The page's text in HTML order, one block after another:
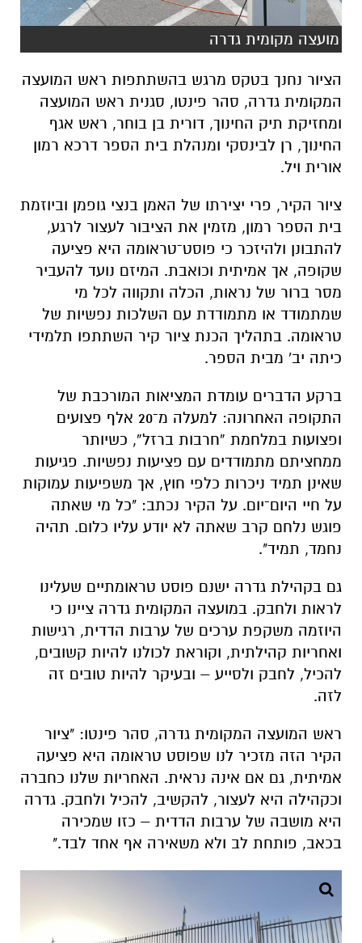
מועצה מקומית גדרה
הציור נחנך בטקס מרגש בהשתתפות ראש המועצה
המקומית גדרה, סהר פינטו, סגנית ראש המועצה
ומחזיקת תיק החינוך, דורית בן בוחר, ראש אגף
החינוך, רן לבינסקי ומנהלת בית הספר דרכא רמון
אורית ויל.
ציור הקיר, פרי יצירתו של האמן בנצי גופמן וביוזמת
בית הספר רמון, מזמין את הציבור לעצור לרגע,
להתבונן ולהיזכר כי פוסט־טראומה היא פציעה
שקופה, אך אמיתית וכואבת. המיזם נועד להעביר
מסר ברור של נראות, הכלה ותקווה לכל מי
שמתמודד או מתמודדת עם השלכות נפשיות של
טראומה. בתהליך הכנת ציור קיר השתתפו תלמידי
כיתה יב' מבית הספר.
ברקע הדברים עומדת המציאות המורכבת של
התקופה האחרונה: למעלה מ־20 אלף פצועים
ופצועות במלחמת “חרבות ברזל”, כשיותר
ממחציתם מתמודדים עם פציעות נפשיות. פגיעות
שאינן תמיד ניכרות כלפי חוץ, אך משפיעות עמוקות
על חיי היום־יום. על הקיר נכתב: "כל מי שאתה
פוגש נלחם קרב שאתה לא יודע עליו כלום. תהיה
נחמד, תמיד".
גם בקהילת גדרה ישנם פוסט טראומתיים שעלינו
לראות ולחבק. במועצה המקומית גדרה ציינו כי
היוזמה משקפת ערכים של ערבות הדדית, רגישות
ואחריות קהילתית, וקוראת לכולנו להיות קשובים,
להכיל, לחבק ולסייע – ובעיקר להיות טובים זה
לזה.
ראש המועצה המקומית גדרה, סהר פינטו: "ציור
הקיר הזה מזכיר לנו שפוסט טראומה היא פציעה
אמיתית, גם אם אינה נראית. האחריות שלנו כחברה
וכקהילה היא לעצור, להקשיב, להכיל ולחבק. גדרה
היא מושבה של ערבות הדדית – כזו שמכירה
בכאב, פותחת לב ולא משאירה אף אחד לבד."